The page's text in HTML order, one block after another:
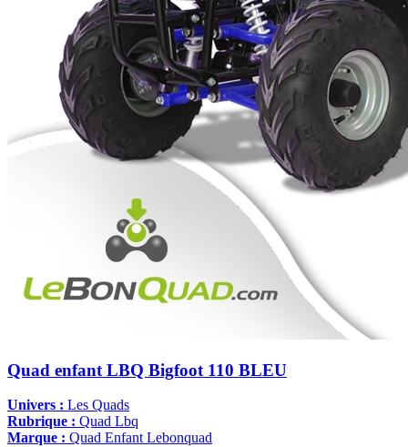
Quad enfant LBQ Bigfoot 110 BLEU
Univers : Les Quads
Rubrique : Quad Lbq
Marque : Quad Enfant Lebonquad